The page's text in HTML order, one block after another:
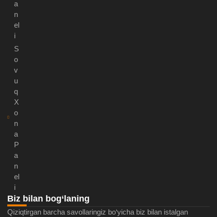
a
n
el
i
S
o
v
u
q
X
o
n
a
P
a
n
el
i
Biz bilan bog‘laning
Qiziqtirgan barcha savollaringiz bo‘yicha biz bilan istalgan